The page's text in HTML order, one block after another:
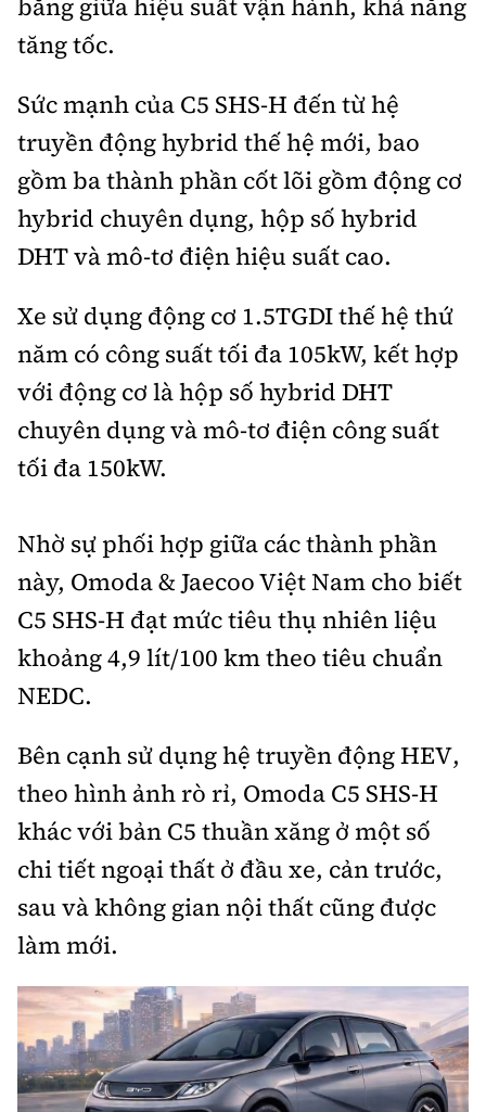
bằng giữa hiệu suất vận hành, khả năng
tăng tốc.
Sức mạnh của C5 SHS-H đến từ hệ
truyền động hybrid thế hệ mới, bao
gồm ba thành phần cốt lõi gồm động cơ
hybrid chuyên dụng, hộp số hybrid
DHT và mô-tơ điện hiệu suất cao.
Xe sử dụng động cơ 1.5TGDI thế hệ thứ
năm có công suất tối đa 105kW, kết hợp
với động cơ là hộp số hybrid DHT
chuyên dụng và mô-tơ điện công suất
tối đa 150kW.
Nhờ sự phối hợp giữa các thành phần
này, Omoda & Jaecoo Việt Nam cho biết
C5 SHS-H đạt mức tiêu thụ nhiên liệu
khoảng 4,9 lít/100 km theo tiêu chuẩn
NEDC.
Bên cạnh sử dụng hệ truyền động HEV,
theo hình ảnh rò rỉ, Omoda C5 SHS-H
khác với bản C5 thuần xăng ở một số
chi tiết ngoại thất ở đầu xe, cản trước,
sau và không gian nội thất cũng được
làm mới.